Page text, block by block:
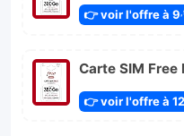
👉 voir l'offre à 9
Carte SIM
👉 voir l'offre à 12